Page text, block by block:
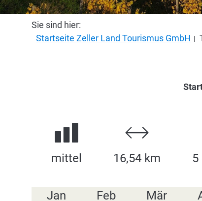
Sie sind hier:
Startseite Zeller Land Tourismus GmbH
mittel 16,54 km 5
Jan Feb Mär